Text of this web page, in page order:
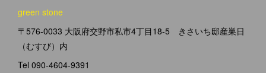
green stone
〒576-0033 大阪府交野市私市4丁目18-5 きさいち邸産巣日
（むすび）内
Tel 090-4604-9391